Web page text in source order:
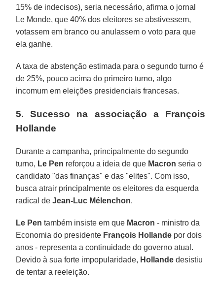
15% de indecisos), seria necessário, afirma o jornal
Le Monde, que 40% dos eleitores se abstivessem,
votassem em branco ou anulassem o voto para que
ela ganhe.
A taxa de abstenção estimada para o segundo turno é
de 25%, pouco acima do primeiro turno, algo
incomum em eleições presidenciais francesas.
5. Sucesso na associação a François
Hollande
Durante a campanha, principalmente do segundo
turno, Le Pen reforçou a ideia de que Macron seria o
candidato "das finanças" e das "elites". Com isso,
busca atrair principalmente os eleitores da esquerda
radical deJean-Luc Mélenchon.
Le Pen também insiste em que Macron - ministro da
Economia do presidente François Hollande por dois
anos - representa a continuidade do governo atual.
Devido à sua forte impopularidade, Hollande desistiu
de tentar a reeleição.